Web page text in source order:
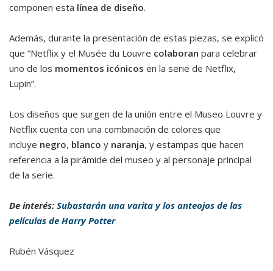
componen esta línea de diseño.
Además, durante la presentación de estas piezas, se explicó
que “Netflix y el Musée du Louvre colaboran para celebrar
uno de los momentos icónicos en la serie de Netflix,
Lupin”.
Los diseños que surgen de la unión entre el Museo Louvre y
Netflix cuenta con una combinación de colores que
incluye negro, blanco y naranja, y estampas que hacen
referencia a la pirámide del museo y al personaje principal
de la serie.
De interés: Subastarán una varita y los anteojos de las
películas de Harry Potter
Rubén Vásquez